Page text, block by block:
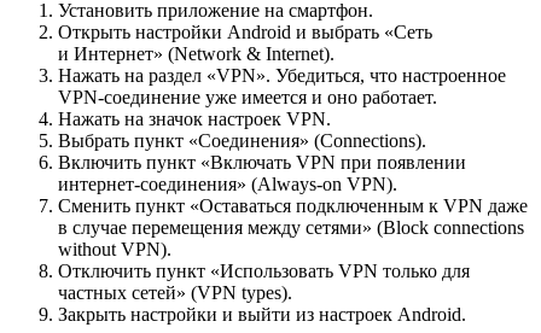
Установить приложение на смартфон.
Открыть настройки Android и выбрать «Сеть
и Интернет» (Network & Internet).
Нажать на раздел «VPN». Убедиться, что настроенное
VPN-соединение уже имеется и оно работает.
Нажать на значок настроек VPN.
Выбрать пункт «Соединения» (Connections).
Включить пункт «Включать VPN при появлении
интернет-соединения» (Always-on VPN).
Сменить пункт «Оставаться подключенным к VPN даже
в случае перемещения между сетями» (Block connections
without VPN).
Отключить пункт «Использовать VPN только для
частных сетей» (VPN types).
Закрыть настройки и выйти из настроек Android.